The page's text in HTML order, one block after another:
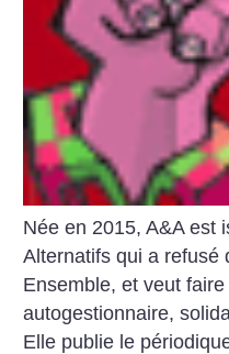
Née en 2015, A&A est
Alternatifs qui a refusé
Ensemble, et veut
autogestionnaire,
Elle publie le